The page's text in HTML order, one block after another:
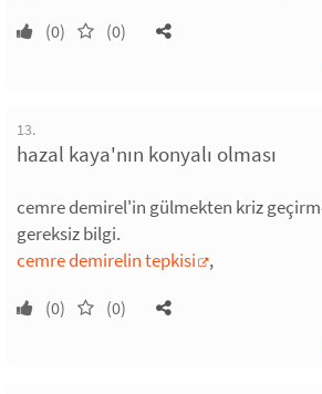
(0) (0)
13.
hazal kaya'nın konyalı olması
cemre demirel'in gülmekten kriz
gereksiz bilgi.
cemre demirelin tepkisi
,
(0) (0)